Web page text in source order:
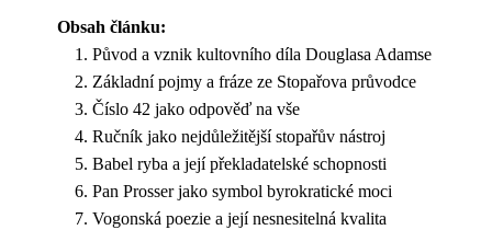
Obsah článku:
Původ a vznik kultovního díla Douglasa Adamse
Základní pojmy a fráze ze Stopařova průvodce
Číslo 42 jako odpověď na vše
Ručník jako nejdůležitější stopařův nástroj
Babel ryba a její překladatelské schopnosti
Pan Prosser jako symbol byrokratické moci
Vogonská poezie a její nesnesitelná kvalita